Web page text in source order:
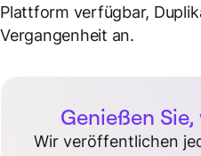
Plattform verfügbar,
Vergangenheit an.
Genießen Sie,
Wir veröffentlichen